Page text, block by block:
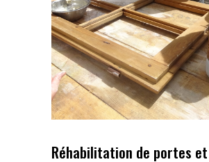
Réhabilitation de portes et